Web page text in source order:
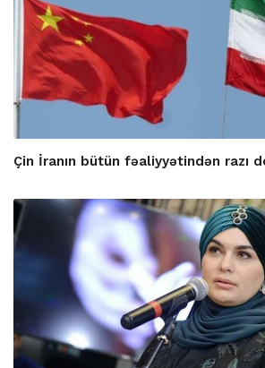
Çin İranın bütün fəaliyyətindən razı